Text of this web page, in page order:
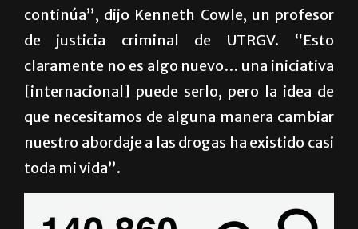
continúa”, dijo Kenneth Cowle, un profesor
de justicia criminal de UTRGV. “Esto
claramente no es algo nuevo… una iniciativa
[internacional] puede serlo, pero la idea de
que necesitamos de alguna manera cambiar
nuestro abordaje a las drogas ha existido casi
toda mi vida”.